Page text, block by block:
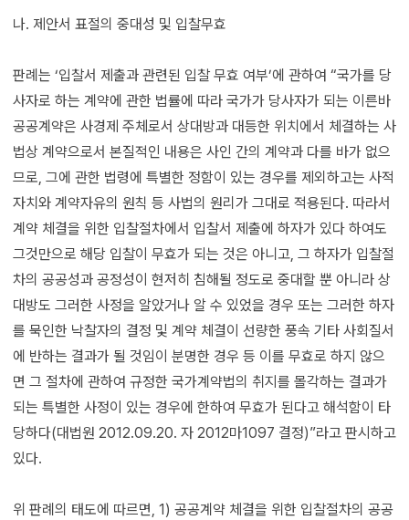
나. 제안서 표절의 중대성 및 입찰무효
판례는 ‘입찰서 제출과 관련된 입찰 무효 여부’에 관하여 “국가를 당
사자로 하는 계약에 관한 법률에 따라 국가가 당사자가 되는 이른바
공공계약은 사경제 주체로서 상대방과 대등한 위치에서 체결하는 사
법상 계약으로서 본질적인 내용은 사인 간의 계약과 다를 바가 없으
므로, 그에 관한 법령에 특별한 정함이 있는 경우를 제외하고는 사적
자치와 계약자유의 원칙 등 사법의 원리가 그대로 적용된다. 따라서
계약 체결을 위한 입찰절차에서 입찰서 제출에 하자가 있다 하여도
그것만으로 해당 입찰이 무효가 되는 것은 아니고, 그 하자가 입찰절
차의 공공성과 공정성이 현저히 침해될 정도로 중대할 뿐 아니라 상
대방도 그러한 사정을 알았거나 알 수 있었을 경우 또는 그러한 하자
를 묵인한 낙찰자의 결정 및 계약 체결이 선량한 풍속 기타 사회질서
에 반하는 결과가 될 것임이 분명한 경우 등 이를 무효로 하지 않으
면 그 절차에 관하여 규정한 국가계약법의 취지를 몰각하는 결과가
되는 특별한 사정이 있는 경우에 한하여 무효가 된다고 해석함이 타
당하다(대법원 2012.09.20. 자 2012마1097 결정)”라고 판시하고
있다.
위 판례의 태도에 따르면, 1) 공공계약 체결을 위한 입찰절차의 공공